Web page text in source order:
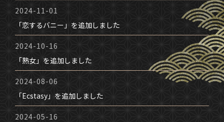
2024-11-01
「恋するバニー」を追加しました
2024-10-16
「熟女」を追加しました
2024-08-06
「Ecstasy」を追加しました
2024-05-16